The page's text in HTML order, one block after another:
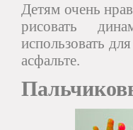
Детям очень
рисовать
использовать
асфальте.